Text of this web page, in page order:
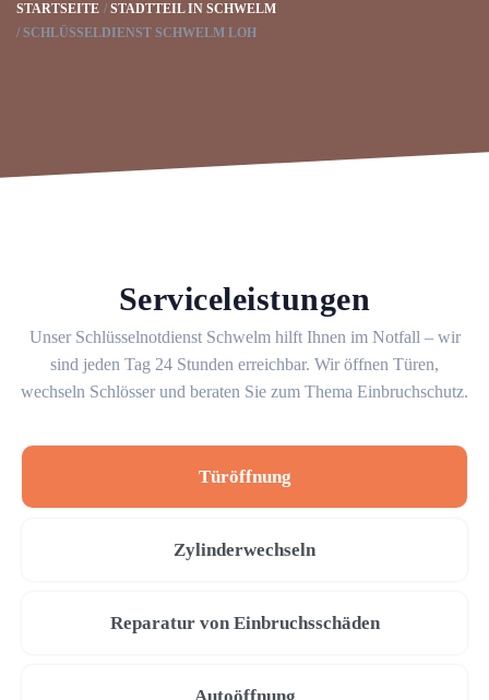
STARTSEITE
STADTTEIL IN SCHWELM
SCHLÜSSELDIENST SCHWELM LOH
Serviceleistungen
Unser Schlüsselnotdienst Schwelm hilft Ihnen im Notfall – wir
sind jeden Tag 24 Stunden erreichbar. Wir öffnen Türen,
wechseln Schlösser und beraten Sie zum Thema Einbruchschutz.
Türöffnung
Zylinderwechseln
Reparatur von Einbruchsschäden